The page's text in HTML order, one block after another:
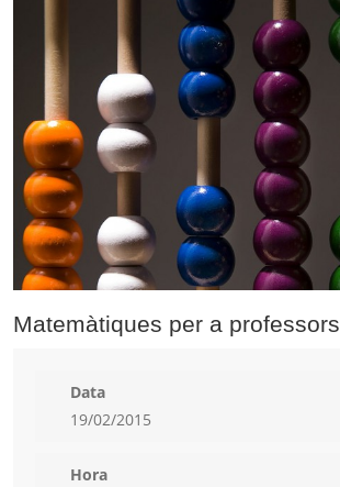
Matemàtiques per a professors
Data
19/02/2015
Hora